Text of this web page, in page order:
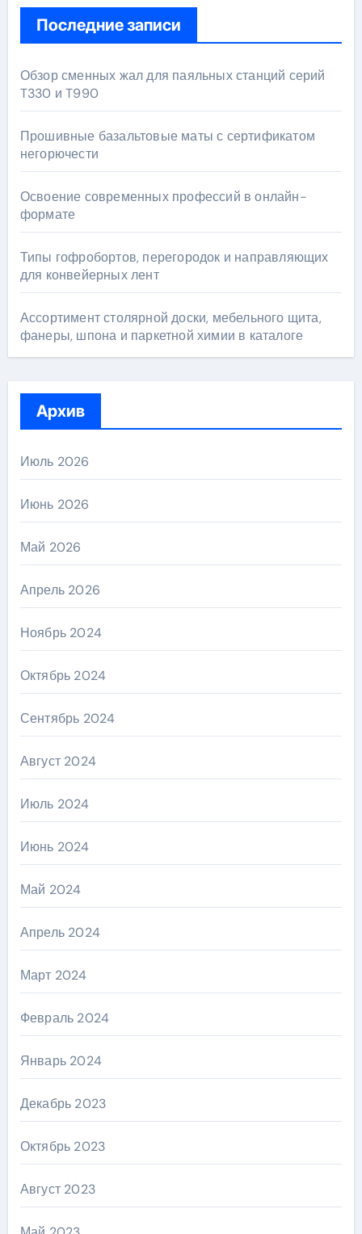
Последние записи
Обзор сменных жал для паяльных станций серий
T330 и T990
Прошивные базальтовые маты с сертификатом
негорючести
Освоение современных профессий в онлайн-
формате
Типы гофробортов, перегородок и направляющих
для конвейерных лент
Ассортимент столярной доски, мебельного щита,
фанеры, шпона и паркетной химии в каталоге
Архив
Июль 2026
Июнь 2026
Май 2026
Апрель 2026
Ноябрь 2024
Октябрь 2024
Сентябрь 2024
Август 2024
Июль 2024
Июнь 2024
Май 2024
Апрель 2024
Март 2024
Февраль 2024
Январь 2024
Декабрь 2023
Октябрь 2023
Август 2023